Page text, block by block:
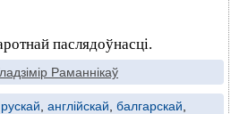
паслядоўнасці.
Раманнікаў
рускай англійскай балгарскай